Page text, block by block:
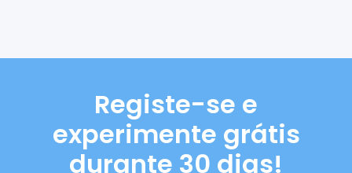
Registe-se e
experimente grátis
durante 30 dias!